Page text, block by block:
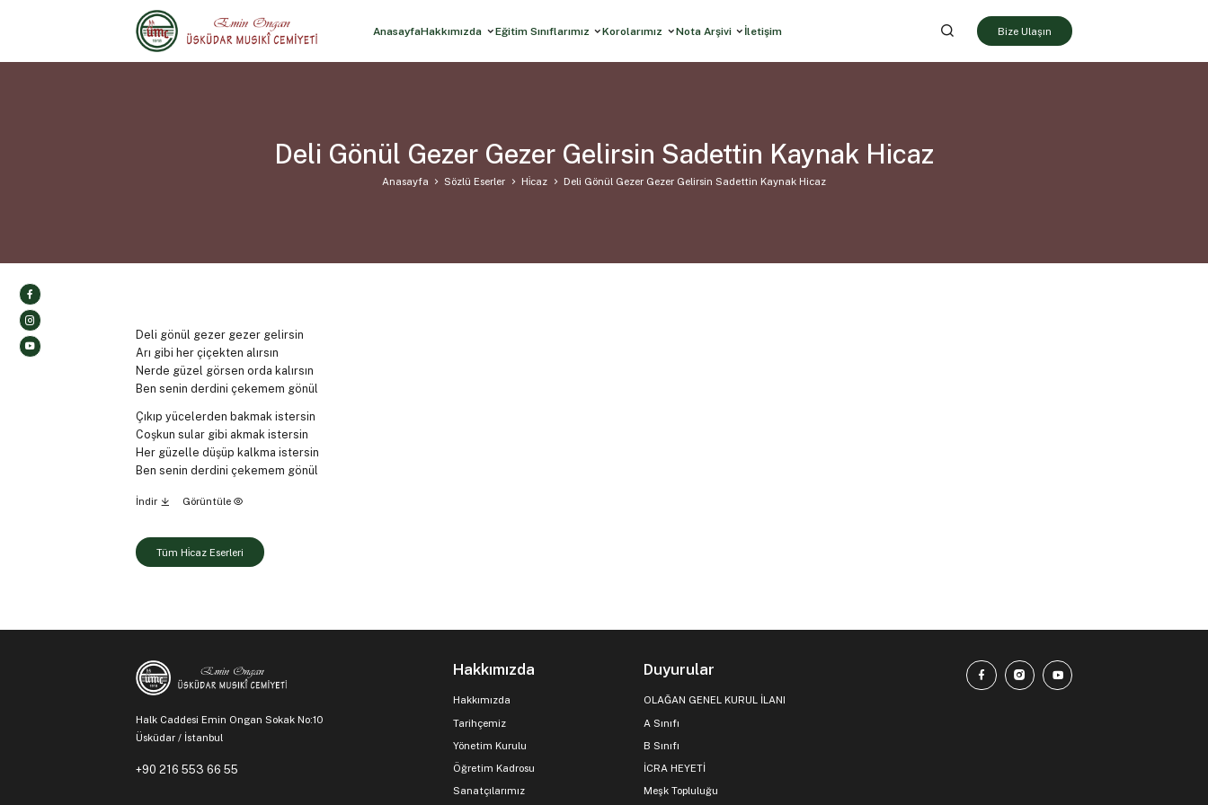
AnasayfaHakkımızda Eğitim Sınıflarımız Korolarımız Nota Arşivi İletişim Bize Ulaşın
Deli Gönül Gezer Gezer Gelirsin Sadettin Kaynak Hicaz
Anasayfa Sözlü Eserler Hi̇caz Deli Gönül Gezer Gezer Gelirsin Sadettin Kaynak Hicaz
Deli gönül gezer gezer gelirsin
Arı gibi her çiçekten alırsın
Nerde güzel görsen orda kalırsın
Ben senin derdini çekemem gönül
Çıkıp yücelerden bakmak istersin
Coşkun sular gibi akmak istersin
Her güzelle düşüp kalkma istersin
Ben senin derdini çekemem gönül
İndir Görüntüle
Tüm Hi̇caz Eserleri
Halk Caddesi Emin Ongan Sokak No:10
Üsküdar / İstanbul
+90 216 553 66 55
Hakkımızda
Hakkımızda
Tarihçemiz
Yönetim Kurulu
Öğretim Kadrosu
Sanatçılarımız
Duyurular
OLAĞAN GENEL KURUL İLANI
A Sınıfı
B Sınıfı
İCRA HEYETİ
Meşk Topluluğu